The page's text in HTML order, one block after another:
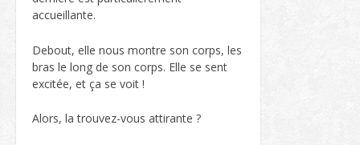
accueillante.
Debout, elle nous montre son corps, les
bras le long de son corps. Elle se sent
excitée, et ça se voit !
Alors, la trouvez-vous attirante ?